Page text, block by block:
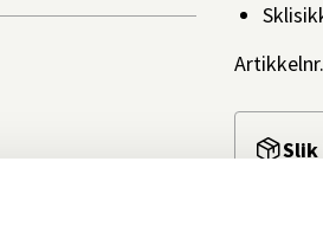
Slik
På
Artikkelnr.